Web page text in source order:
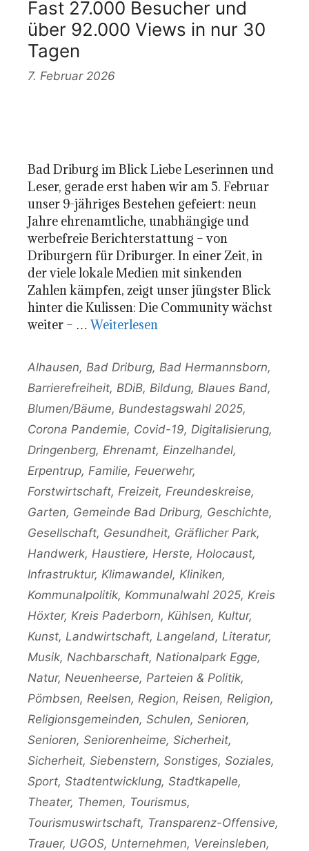
Fast 27.000 Besucher und
über 92.000 Views in nur 30
Tagen
7. Februar 2026
Bad Driburg im Blick Liebe Leserinnen und
Leser, gerade erst haben wir am 5. Februar
unser 9-jähriges Bestehen gefeiert: neun
Jahre ehrenamtliche, unabhängige und
werbefreie Berichterstattung – von
Driburgern für Driburger. In einer Zeit, in
der viele lokale Medien mit sinkenden
Zahlen kämpfen, zeigt unser jüngster Blick
hinter die Kulissen: Die Community wächst
weiter – …Weiterlesen
Kategorien
Alhausen, Bad Driburg, Bad Hermannsborn,
Barrierefreiheit, BDiB, Bildung, Blaues Band,
Blumen/Bäume, Bundestagswahl 2025,
Corona Pandemie, Covid-19, Digitalisierung,
Dringenberg, Ehrenamt, Einzelhandel,
Erpentrup, Familie, Feuerwehr,
Forstwirtschaft, Freizeit, Freundeskreise,
Garten, Gemeinde Bad Driburg, Geschichte,
Gesellschaft, Gesundheit, Gräflicher Park,
Handwerk, Haustiere, Herste, Holocaust,
Infrastruktur, Klimawandel, Kliniken,
Kommunalpolitik, Kommunalwahl 2025, Kreis
Höxter, Kreis Paderborn, Kühlsen, Kultur,
Kunst, Landwirtschaft, Langeland, Literatur,
Musik, Nachbarschaft, Nationalpark Egge,
Natur, Neuenheerse, Parteien & Politik,
Pömbsen, Reelsen, Region, Reisen, Religion,
Religionsgemeinden, Schulen, Senioren,
Senioren, Seniorenheime, Sicherheit,
Sicherheit, Siebenstern, Sonstiges, Soziales,
Sport, Stadtentwicklung, Stadtkapelle,
Theater, Themen, Tourismus,
Tourismuswirtschaft, Transparenz-Offensive,
Trauer, UGOS, Unternehmen, Vereinsleben,